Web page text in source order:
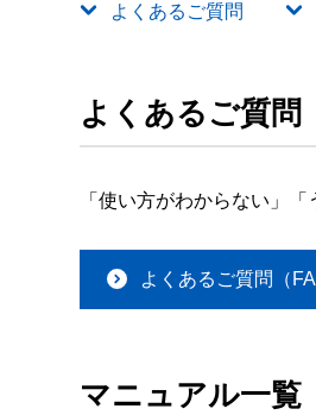
よくあるご質問
よくあるご質問
「使い方がわからない」
よくあるご質問（
マニュアル一覧